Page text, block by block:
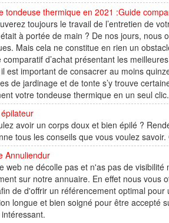
tondeuse thermique en 2021 :Guide
toujours le travail de l’entretien de
à portée de main ? De nos jours, nous
Mais cela ne constitue en rien un
comparatif d’achat présentant les
il est important de consacrer au moins
de jardinage et de tonte s’y trouve
votre tondeuse thermique en un seul clic.
avoir un corps doux et bien épilé ?
tous les conseils que vous voulez
Annuliendur
web ne décolle pas et n'as pas de
sur notre annuaire. En effet nous vous
de d'offrir un référencement optimal
longue et bien soigné pour être accepté